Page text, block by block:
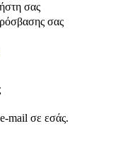
σας
σας
mail σε εσάς.